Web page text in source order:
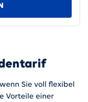
Sie voll flexibel
Vorteile einer